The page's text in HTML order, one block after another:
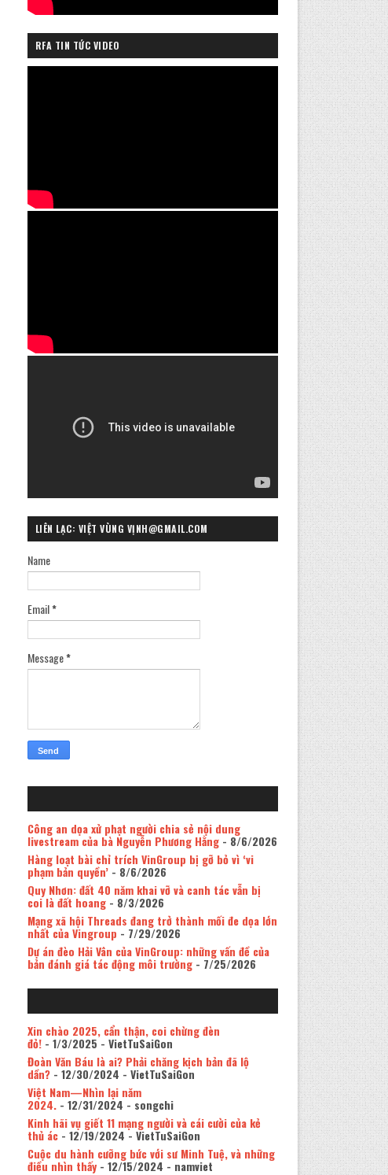
RFA TIN TỨC VIDEO
LIÊN LẠC: VIỆT VÙNG VỊNH@GMAIL.COM
Name
Email*
Message*
Công an dọa xử phạt người chia sẻ nội dung
livestream của bà Nguyễn Phương Hằng- 8/6/2026
Hàng loạt bài chỉ trích VinGroup bị gỡ bỏ vì ‘vi
phạm bản quyền’- 8/6/2026
Quy Nhơn: đất 40 năm khai vỡ và canh tác vẫn bị
coi là đất hoang- 8/3/2026
Mạng xã hội Threads đang trở thành mối đe dọa lớn
nhất của Vingroup - 7/29/2026
Dự án đèo Hải Vân của VinGroup: những vấn đề của
bản đánh giá tác động môi trường- 7/25/2026
Xin chào 2025, cẩn thận, coi chừng đèn
đỏ!- 1/3/2025 - VietTuSaiGon
Đoàn Văn Báu là ai? Phải chăng kịch bản đã lộ
dần?- 12/30/2024 - VietTuSaiGon
Việt Nam—Nhìn lại năm
2024.- 12/31/2024 - songchi
Kinh hãi vụ giết 11 mạng người và cái cười của kẻ
thủ ác- 12/19/2024 - VietTuSaiGon
Cuộc du hành cưỡng bức với sư Minh Tuệ, và những
điều nhìn thấy- 12/15/2024 - namviet